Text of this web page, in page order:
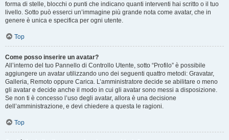
forma di stelle, blocchi o punti che indicano quanti interventi hai scritto o il tuo
livello. Sotto può esserci un’immagine più grande nota come avatar, che in
genere è unica e specifica per ogni utente.
Top
Come posso inserire un avatar?
All’interno del tuo Pannello di Controllo Utente, sotto “Profilo” è possibile
aggiungere un avatar utilizzando uno dei seguenti quattro metodi: Gravatar,
Galleria, Remoto oppure Carica. L’amministratore decide se abilitare o meno
gli avatar e decide anche il modo in cui gli avatar sono messi a disposizione.
Se non ti è concesso l’uso degli avatar, allora è una decisione
dell’amministrazione, e devi chiedere a questa le ragioni.
Top